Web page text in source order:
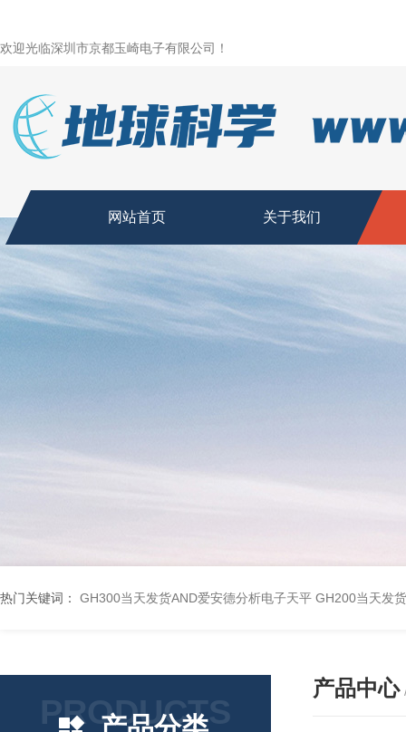
欢迎光临深圳市京都玉崎电子有限公司！
网站首页 关于我们
热门关键词： GH300当天发货AND爱安德分析电子天平 GH200当天发
PRODUCTS
产品中心